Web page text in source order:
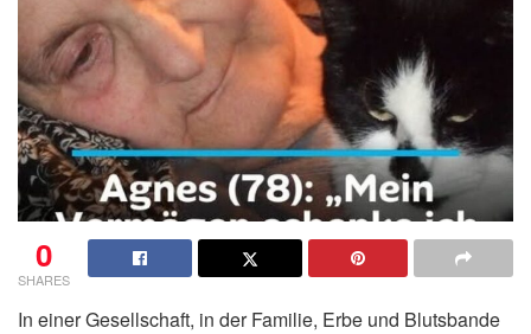
0
SHARES
In einer Gesellschaft, in der Familie, Erbe und Blutsbande